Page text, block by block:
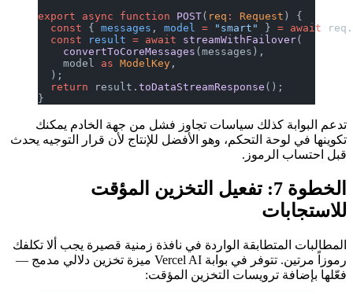
export async function POST (req Request
) {
  const
{ messages , model = "smart" } await
  const
result = await streamWithFailover
    convertToCoreMessages
(messages),
    model
as ModelKey
  );
  return
result.toDataStreamResponse ();
تدعم البوابة كذلك سياسات تجاوز فشل من جهة الخادم يمكنك
تكوينها في لوحة التحكم، وهو الأفضل للإنتاج لأن قرار التوجيه يحدث
قبل احتساب الرموز.
الخطوة 7: تفعيل التخزين المؤقت
للاستجابات
المطالبات المتطابقة الواردة في نافذة زمنية قصيرة يجب ألا تكلفك
رموزاً مرتين. تتوفر في بوابة Vercel AI ميزة تخزين دلالي مدمج —
فعّلها بإضافة ترويسات التخزين المؤقت: